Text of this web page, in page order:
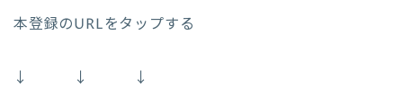
本登録のURLをタップする
↓ ↓ ↓